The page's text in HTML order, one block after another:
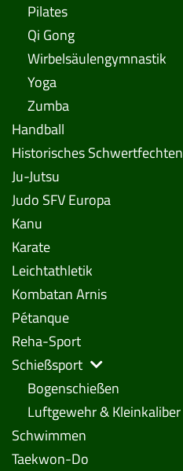
Pilates
Qi Gong
Wirbelsäulengymnastik
Yoga
Zumba
Handball
Historisches Schwertfechten
Ju-Jutsu
Judo SFV Europa
Kanu
Karate
Leichtathletik
Kombatan Arnis
Pétanque
Reha-Sport
Schießsport
Bogenschießen
Luftgewehr & Kleinkaliber
Schwimmen
Taekwon-Do